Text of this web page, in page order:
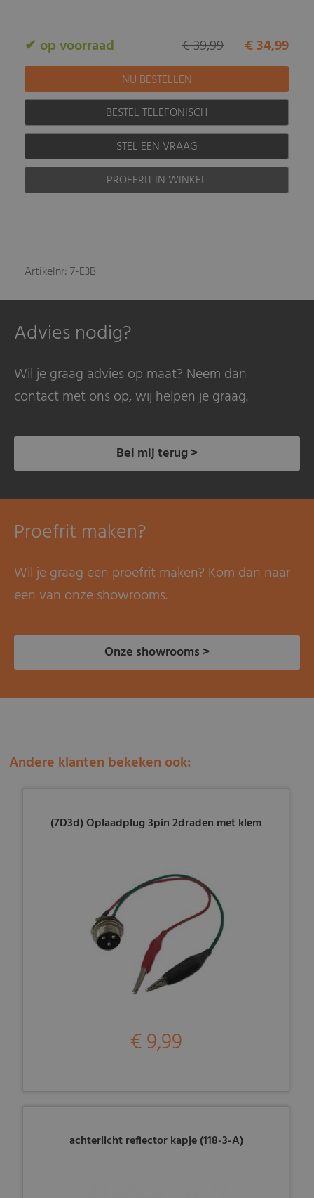
✔ op voorraad € 34,99
€ 39,99
BESTEL TELEFONISCH
STEL EEN VRAAG
PROEFRIT IN WINKEL
Artikelnr: 7-E3B
Advies nodig?
Wil je graag advies op maat? Neem dan
contact met ons op, wij helpen je graag.
Bel mij terug >
Proefrit maken?
Wil je graag een proefrit maken? Kom dan naar
een van onze showrooms.
Onze showrooms >
Andere klanten bekeken ook:
(7D3d) Oplaadplug 3pin 2draden met klem
€ 9,99
achterlicht reflector kapje (118-3-A)